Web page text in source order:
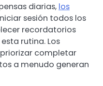
diarias, los
sesión todos los
recordatorios
rutina. Los
completar
a menudo generan